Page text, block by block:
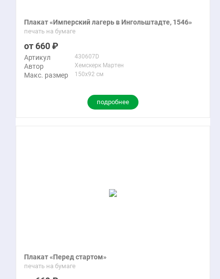
Плакат «Имперский лагерь в Ингольштадте, 1546»
печать на бумаге
660
Артикул 430607D
Автор Хемскерк Мартен
Макс. размер 150x92 см
подробнее
Плакат «Перед стартом»
печать на бумаге